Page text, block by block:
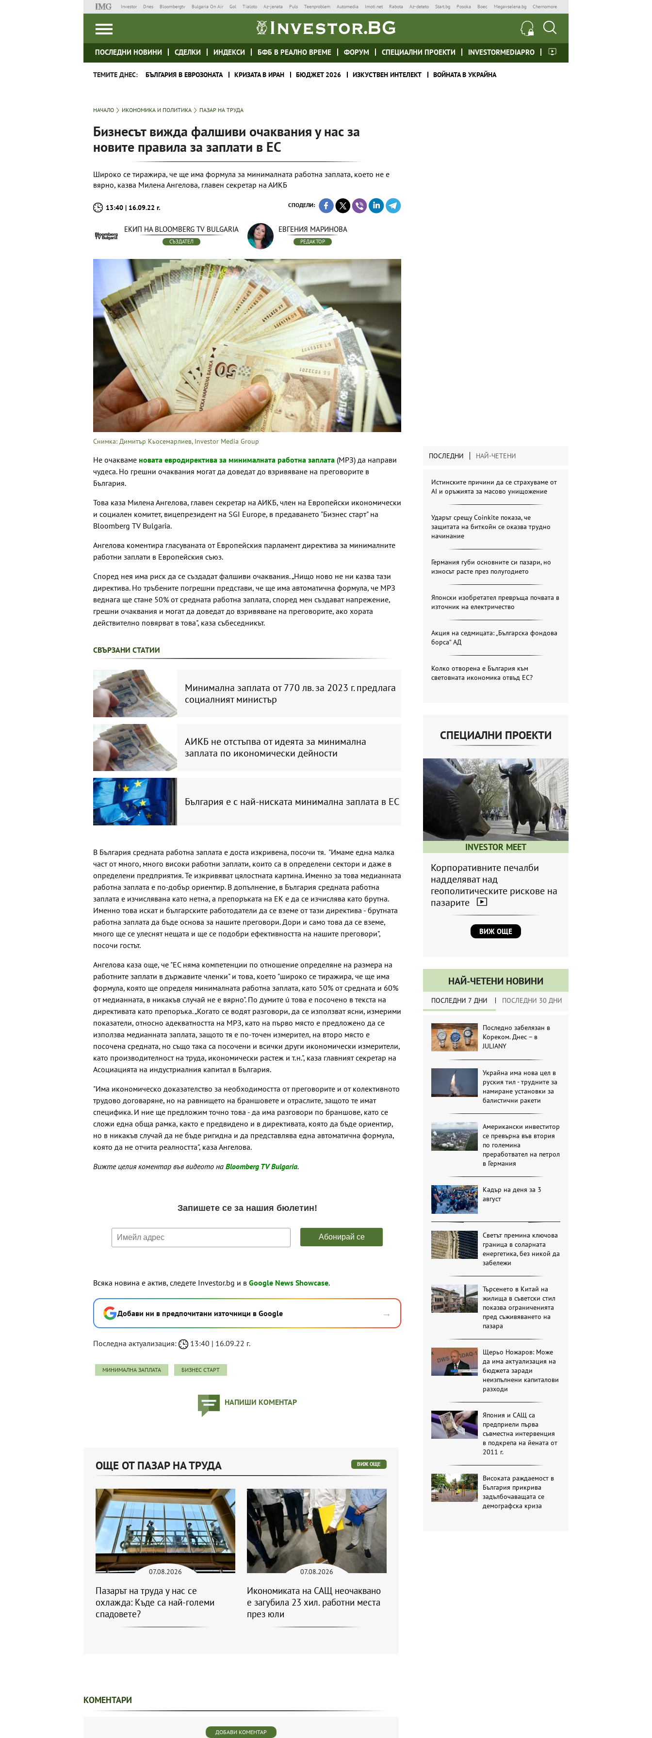
Investor Dnes Bloombergtv Bulgaria On Air Gol Tialoto Az-jenata Puls Teenproblem Automedia Imoti.net Rabota Az-deteto Start.bg Posoka Boec Megavselena.bg Chernomore
ПОСЛЕДНИ НОВИНИ СДЕЛКИ ИНДЕКСИ БФБ В РЕАЛНО ВРЕМЕ ФОРУМ СПЕЦИАЛНИ ПРОЕКТИ INVESTORMEDIAPRO
ТЕМИТЕ ДНЕС: БЪЛГАРИЯ В ЕВРОЗОНАТА КРИЗАТА В ИРАН БЮДЖЕТ 2026 ИЗКУСТВЕН ИНТЕЛЕКТ ВОЙНАТА В УКРАЙНА
НАЧАЛО ИКОНОМИКА И ПОЛИТИКА ПАЗАР НА ТРУДА
Бизнесът вижда фалшиви очаквания у нас за
новите правила за заплати в ЕС
Широко се тиражира, че ще има формула за минималната работна заплата, което не е
вярно, казва Милена Ангелова, главен секретар на АИКБ
13:40 | 16.09.22 г. СПОДЕЛИ:
ЕКИП НА BLOOMBERG TV BULGARIA
СЪЗДАТЕЛ
ЕВГЕНИЯ МАРИНОВА
РЕДАКТОР
Снимка: Димитър Кьосемарлиев, Investor Media Group
Не очакваме новата евродиректива за минималната работна заплата (МРЗ) да направи
чудеса. Но грешни очаквания могат да доведат до взривяване на преговорите в
България.
Това каза Милена Ангелова, главен секретар на АИКБ, член на Европейски икономически
и социален комитет, вицепрезидент на SGI Europe, в предаването "Бизнес старт" на
Bloomberg TV Bulgaria.
Ангелова коментира гласуваната от Европейския парламент директива за минималните
работни заплати в Европейския съюз.
Според нея има риск да се създадат фалшиви очаквания. „Нищо ново не ни казва тази
директива. Но тръбените погрешни представи, че ще има автоматична формула, че МРЗ
веднага ще стане 50% от средната работна заплата, според мен създават напрежение,
грешни очаквания и могат да доведат до взривяване на преговорите, ако хората
действително повярват в това", каза събеседникът.
СВЪРЗАНИ СТАТИИ
Минимална заплата от 770 лв. за 2023 г. предлага
социалният министър
АИКБ не отстъпва от идеята за минимална
заплата по икономически дейности
България е с най-ниската минимална заплата в ЕС
В България средната работна заплата е доста изкривена, посочи тя. "Имаме една малка
част от много, много високи работни заплати, които са в определени сектори и даже в
определени предприятия. Те изкривяват цялостната картина. Именно за това медианната
работна заплата е по-добър ориентир. В допълнение, в България средната работна
заплата е изчислявана като нетна, а препоръката на ЕК е да се изчислява като брутна.
Именно това искат и българските работодатели да се вземе от тази директива - брутната
работна заплата да бъде основа за нашите преговори. Дори и само това да се вземе,
много ще се улеснят нещата и ще се подобри ефективността на нашите преговори",
посочи гостът.
Ангелова каза още, че "ЕС няма компетенции по отношение определяне на размера на
работните заплати в държавите членки" и това, което "широко се тиражира, че ще има
формула, която ще определя минималната работна заплата, като 50% от средната и 60%
от медианната, в никакъв случай не е вярно". По думите ú това е посочено в текста на
директивата като препоръка. „Когато се водят разговори, да се използват ясни, измерими
показатели, относно адекватността на МРЗ, като на първо място е предложено да се
използва медианната заплата, защото тя е по-точен измерител, на второ място е
посочена средната, но също така са посочени и всички други икономически измерители,
като производителност на труда, икономически растеж и т.н.", каза главният секретар на
Асоциацията на индустриалния капитал в България.
"Има икономическо доказателство за необходимостта от преговорите и от колективното
трудово договаряне, но на равнището на браншовете и отраслите, защото те имат
специфика. И ние ще предложим точно това - да има разговори по браншове, като се
сложи една обща рамка, както е предвидено и в директивата, която да бъде ориентир,
но в никакъв случай да не бъде ригидна и да представлява една автоматична формула,
която да не отчита реалността", каза Ангелова.
Вижте целия коментар във видеото на Bloomberg TV Bulgaria.
Всяка новина е актив, следете Investor.bg и в Google News Showcase.
Добави ни в предпочитани източници в Google →
Последна актуализация: 13:40 | 16.09.22 г.
МИНИМАЛНА ЗАПЛАТА БИЗНЕС СТАРТ
НАПИШИ КОМЕНТАР
ПОСЛЕДНИ НАЙ-ЧЕТЕНИ
Истинските причини да се страхуваме от
AI и оръжията за масово унищожение
Ударът срещу Coinkite показа, че
защитата на биткойн се оказва трудно
начинание
Германия губи основните си пазари, но
износът расте през полугодието
Японски изобретател превръща почвата в
източник на електричество
Акция на седмицата: „Българска фондова
борса“ АД
Колко отворена е България към
световната икономика отвъд ЕС?
СПЕЦИАЛНИ ПРОЕКТИ
INVESTOR MEET
Корпоративните печалби
надделяват над
геополитическите рискове на
пазарите
ВИЖ ОЩЕ
НАЙ-ЧЕТЕНИ НОВИНИ
ПОСЛЕДНИ 7 ДНИ ПОСЛЕДНИ 30 ДНИ
Последно забелязан в
Кореком. Днес – в
JULIANY
Украйна има нова цел в
руския тил - трудните за
намиране установки за
балистични ракети
Американски инвеститор
се превърна във втория
по големина
преработвател на петрол
в Германия
Кадър на деня за 3
август
Светът премина ключова
граница в соларната
енергетика, без никой да
забележи
Търсенето в Китай на
жилища в съветски стил
показва ограниченията
пред съживяването на
пазара
Щерьо Ножаров: Може
да има актуализация на
бюджета заради
неизпълнени капиталови
разходи
Япония и САЩ са
предприели първа
съвместна интервенция
в подкрепа на йената от
2011 г.
Високата раждаемост в
България прикрива
задълбочаващата се
демографска криза
ОЩЕ ОТ ПАЗАР НА ТРУДА ВИЖ ОЩЕ
07.08.2026
Пазарът на труда у нас се
охлажда: Къде са най-големи
спадовете?
07.08.2026
Икономиката на САЩ неочаквано
е загубила 23 хил. работни места
през юли
КОМЕНТАРИ
ДОБАВИ КОМЕНТАР